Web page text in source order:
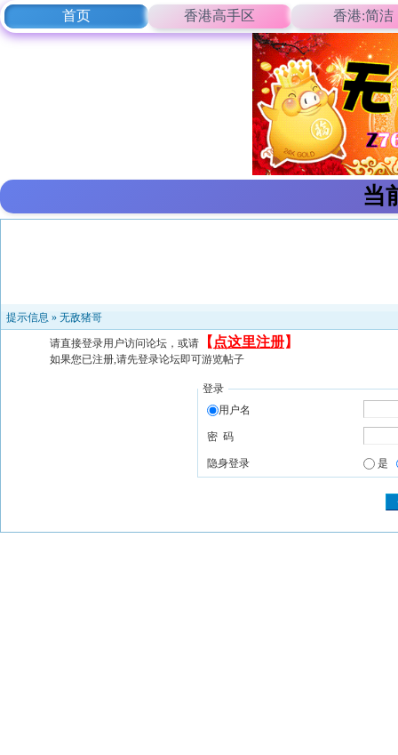
首页 香港高手区 香港:简洁
当
提示信息 » 无敌猪哥
请直接登录用户访问论坛，或请 【 点这里注册】
如果您已注册,请先登录论坛即可游览帖子
登录
用户名
密 码
隐身登录 是